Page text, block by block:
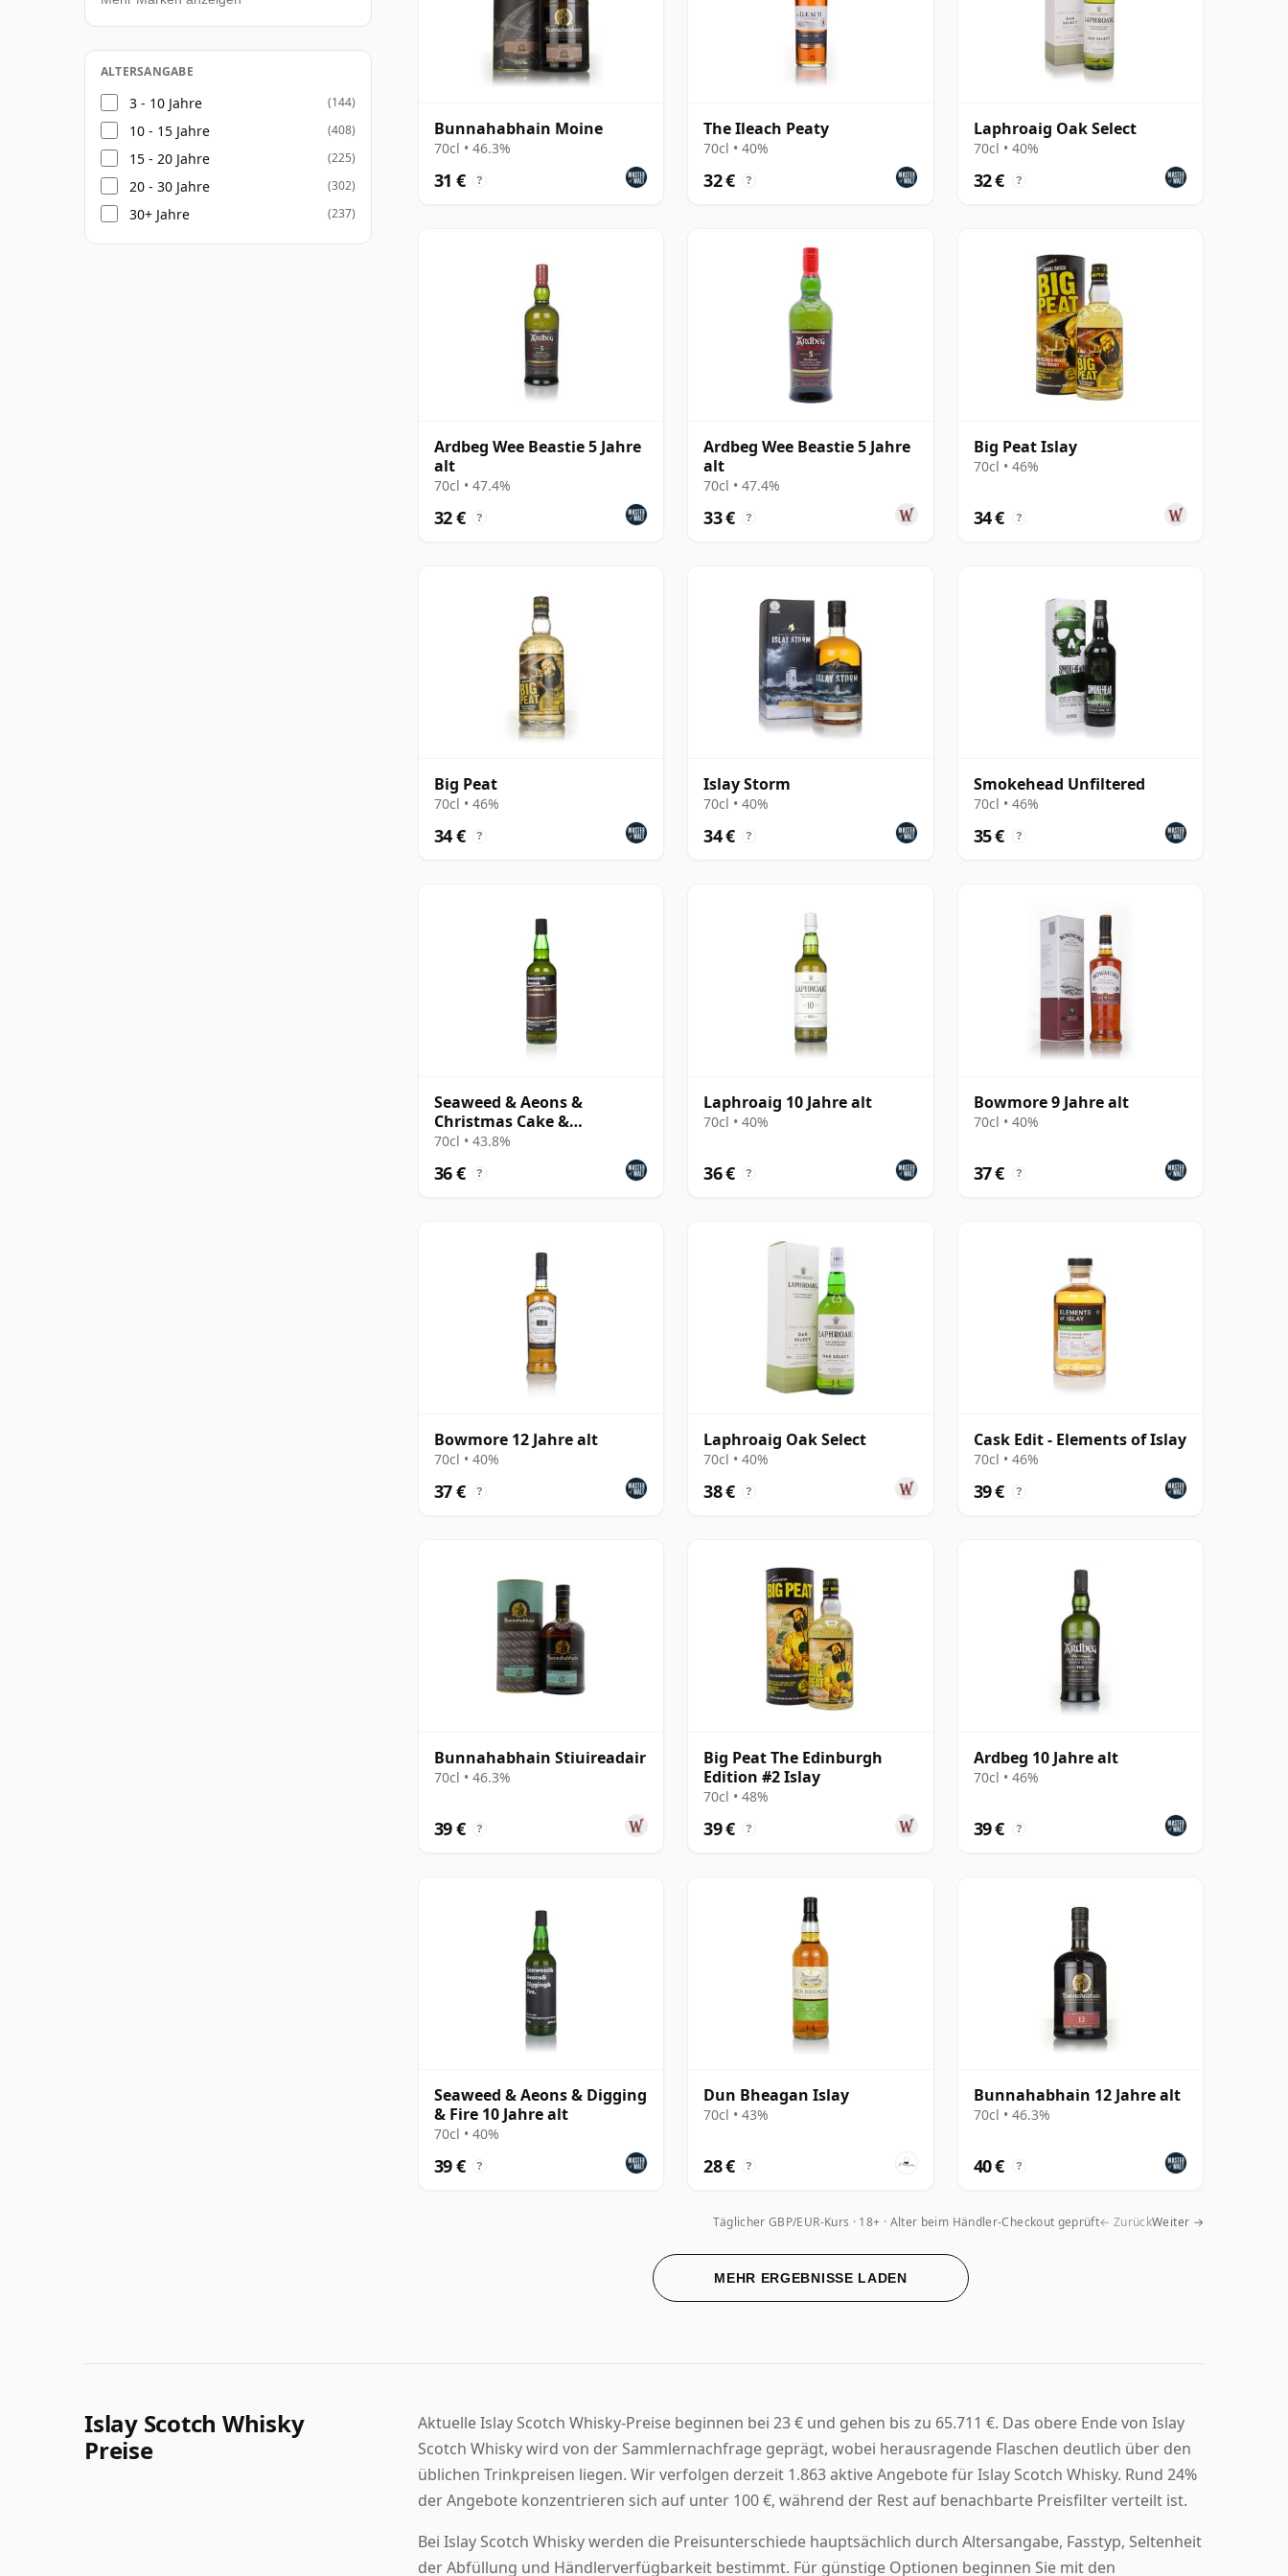
Bunnahabhain Moine
70cl • 46.3%
31 € ?
The Ileach Peaty
70cl • 40%
32 € ?
Laphroaig Oak Select
70cl • 40%
32 € ?
Ardbeg Wee Beastie 5 Jahre
alt
70cl • 47.4%
32 € ?
Ardbeg Wee Beastie 5 Jahre
alt
70cl • 47.4%
33 € ?
Big Peat Islay
70cl • 46%
34 € ?
Big Peat
70cl • 46%
34 € ?
Islay Storm
70cl • 40%
34 € ?
Smokehead Unfiltered
70cl • 46%
35 € ?
Seaweed & Aeons &
Christmas Cake &
Cinnamon
70cl • 43.8%
36 € ?
Laphroaig 10 Jahre alt
70cl • 40%
36 € ?
Bowmore 9 Jahre alt
70cl • 40%
37 € ?
Bowmore 12 Jahre alt
70cl • 40%
37 € ?
Laphroaig Oak Select
70cl • 40%
38 € ?
Cask Edit - Elements of Islay
70cl • 46%
39 € ?
Bunnahabhain Stiuireadair
70cl • 46.3%
39 € ?
Big Peat The Edinburgh
Edition #2 Islay
70cl • 48%
39 € ?
Ardbeg 10 Jahre alt
70cl • 46%
39 € ?
Seaweed & Aeons & Digging
& Fire 10 Jahre alt
70cl • 40%
39 € ?
Dun Bheagan Islay
70cl • 43%
28 € ?
Bunnahabhain 12 Jahre alt
70cl • 46.3%
40 € ?
MEHR ERGEBNISSE LADEN
Täglicher GBP/EUR-Kurs 18+ · Alter beim Händler-Checkout geprüft← ZurückWeiter →
ALTERSANGABE
3 - 10 Jahre (144)
10 - 15 Jahre (408)
15 - 20 Jahre (225)
20 - 30 Jahre (302)
30+ Jahre (237)
Islay Scotch Whisky
Preise
Aktuelle Islay Scotch Whisky-Preise beginnen bei 23 € und gehen bis zu 65.711 €. Das obere Ende von Islay
Scotch Whisky wird von der Sammlernachfrage geprägt, wobei herausragende Flaschen deutlich über den
üblichen Trinkpreisen liegen. Wir verfolgen derzeit 1.863 aktive Angebote für Islay Scotch Whisky. Rund 24%
der Angebote konzentrieren sich auf unter 100 €, während der Rest auf benachbarte Preisfilter verteilt ist.
Bei Islay Scotch Whisky werden die Preisunterschiede hauptsächlich durch Altersangabe, Fasstyp, Seltenheit
der Abfüllung und Händlerverfügbarkeit bestimmt. Für günstige Optionen beginnen Sie mit den